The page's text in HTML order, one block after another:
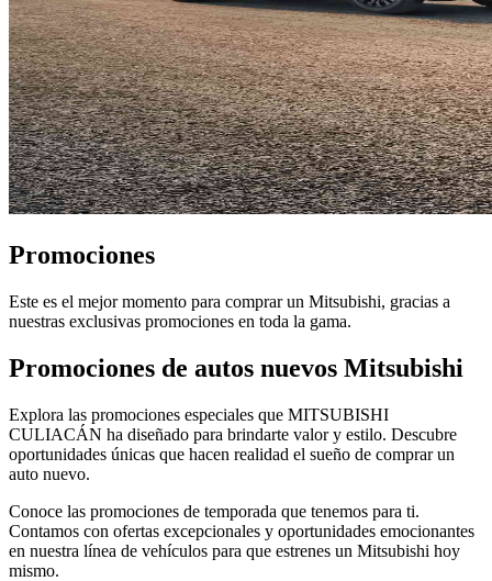
Promociones
Este es el mejor momento para comprar un Mitsubishi, gracias a
nuestras exclusivas promociones en toda la gama.
Promociones de autos nuevos Mitsubishi
Explora las promociones especiales que MITSUBISHI
CULIACÁN ha diseñado para brindarte valor y estilo. Descubre
oportunidades únicas que hacen realidad el sueño de comprar un
auto nuevo.
Conoce las promociones de temporada que tenemos para ti.
Contamos con ofertas excepcionales y oportunidades emocionantes
en nuestra línea de vehículos para que estrenes un Mitsubishi hoy
mismo.